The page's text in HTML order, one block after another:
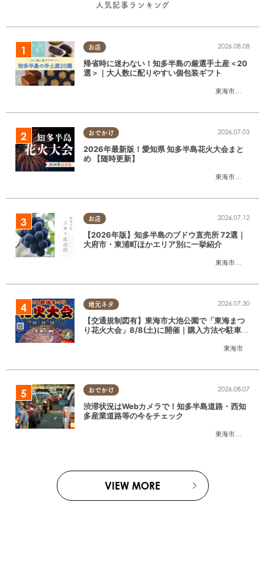
人気記事ランキング
お店
東海市
,大府市
2026.08.08
帰省時に迷わない！知多半島の厳選手土産＜20
選＞｜大人数に配りやすい個包装ギフト
おでかけ
東海市
,大府市
2026.07.03
2026年最新版！愛知県 知多半島花火大会まと
め 【随時更新】
お店
東海市
,大府市
2026.07.12
【2026年版】知多半島のブドウ直売所 72選｜
大府市・東浦町ほかエリア別に一挙紹介
地元ネタ
東海市
2026.07.30
【交通規制図有】東海市大池公園で「東海まつ
り花火大会」8/8(土)に開催｜購入方法や駐車場
おでかけ
東海市
,大府市
2026.08.07
渋滞状況はWebカメラで！知多半島道路・西知
多産業道路等の今をチェック
VIEW MORE